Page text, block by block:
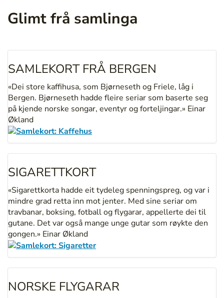
Glimt frå samlinga
SAMLEKORT FRÅ BERGEN
«Dei store kaffihusa, som Bjørneseth og Friele, låg i
Bergen. Bjørneseth hadde fleire seriar som baserte seg
på kjende norske songar, eventyr og forteljingar.» Einar
Økland
SIGARETTKORT
«Sigarettkorta hadde eit tydeleg spenningspreg, og var i
mindre grad retta inn mot jenter. Med sine seriar om
travbanar, boksing, fotball og flygarar, appellerte dei til
gutane. Det var også mange unge gutar som røykte den
gongen.» Einar Økland
NORSKE FLYGARAR